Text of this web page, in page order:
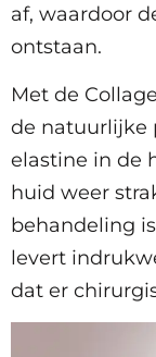
af, waardoor
ontstaan.
Met de
de natuurlijke
elastine in de
huid weer
behandeling
levert
dat er